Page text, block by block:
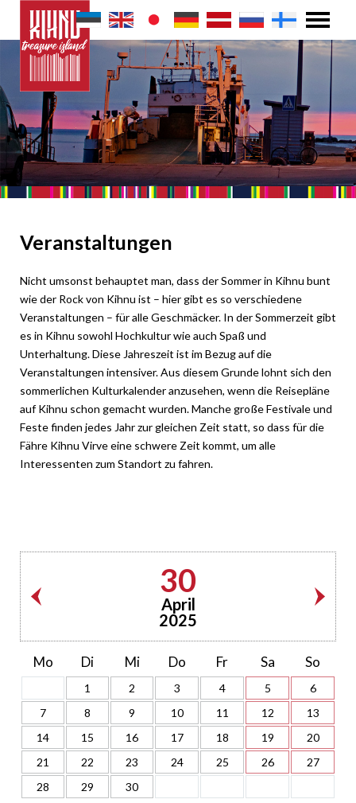
Veranstaltungen
Nicht umsonst behauptet man, dass der Sommer in Kihnu bunt
wie der Rock von Kihnu ist – hier gibt es so verschiedene
Veranstaltungen – für alle Geschmäcker. In der Sommerzeit gibt
es in Kihnu sowohl Hochkultur wie auch Spaß und
Unterhaltung. Diese Jahreszeit ist im Bezug auf die
Veranstaltungen intensiver. Aus diesem Grunde lohnt sich den
sommerlichen Kulturkalender anzusehen, wenn die Reisepläne
auf Kihnu schon gemacht wurden. Manche große Festivale und
Feste finden jedes Jahr zur gleichen Zeit statt, so dass für die
Fähre Kihnu Virve eine schwere Zeit kommt, um alle
Interessenten zum Standort zu fahren.
30
April
2025
Mo Di Mi Do Fr Sa So
1 2 3 4 5
6
7
8 9 10 11 12
13
14
15 16 17 18 19
20
21
22 23 24 25 26
27
28
29 30